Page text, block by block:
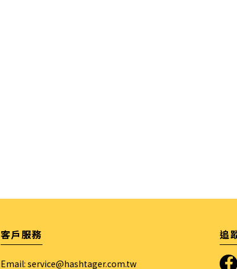
客戶服務
Email: service@hashtager.com.tw
追